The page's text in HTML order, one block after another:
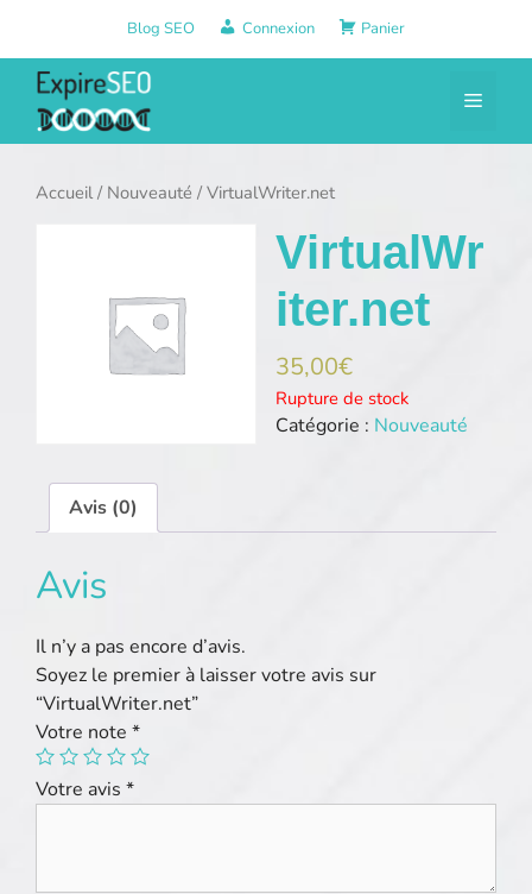
contenu
Blog SEO Connexion Panier
Menu
Accueil/ Nouveauté / VirtualWriter.net
VirtualWr
iter.net
35,00€
Rupture de stock
Catégorie : Nouveauté
Avis (0)
Avis
Il n’y a pas encore d’avis.
Soyez le premier à laisser votre avis sur
“VirtualWriter.net”
Votre note *
Votre avis *